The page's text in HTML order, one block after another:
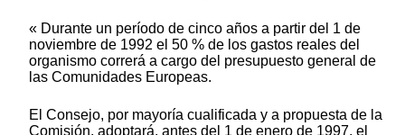
« Durante un período de cinco años a partir del 1 de
noviembre de 1992 el 50 % de los gastos reales del
organismo correrá a cargo del presupuesto general de
las Comunidades Europeas.
El Consejo, por mayoría cualificada y a propuesta de la
Comisión, adoptará, antes del 1 de enero de 1997, el